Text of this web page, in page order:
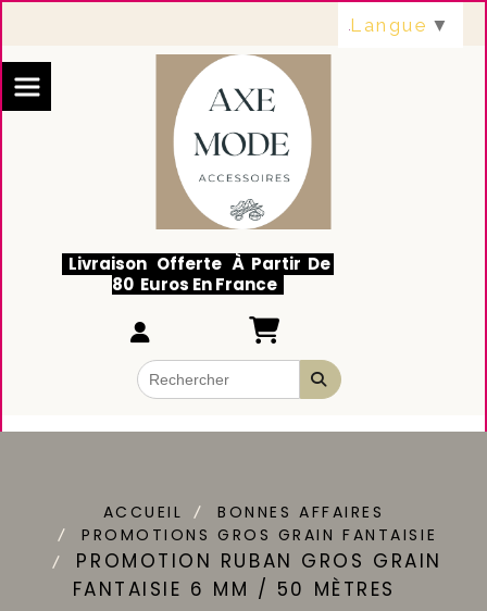
Livraison Offerte À Partir De
80 Euros En France
ACCUEIL
BONNES AFFAIRES
PROMOTIONS GROS GRAIN FANTAISIE
PROMOTION RUBAN GROS GRAIN
FANTAISIE 6 MM / 50 MÈTRES
Langue ▼
Panneau de gestion des cookies